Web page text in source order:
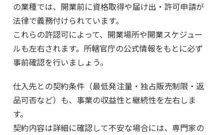
の業種では、開業前に資格取得や届け出・許可申請が
法律で義務付けられています。
これらの許認可によって、開業場所や開業スケジュー
ルも左右されます。所轄官庁の公式情報をもとに必ず
事前確認を行いましょう。
仕入先との契約条件（最低発注量・独占販売制限・返
品可否など）も、事業の収益性と継続性を左右しま
す。
契約内容は詳細に確認して不安な場合には、専門家の